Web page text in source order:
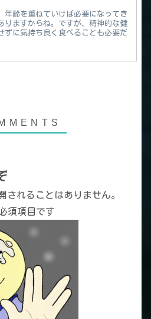
年齢を重ねていけば必要になってき
りますからね。ですが、精神的な健
ずに気持ち良く食べることも必要だ
されることはありません。
須項目です